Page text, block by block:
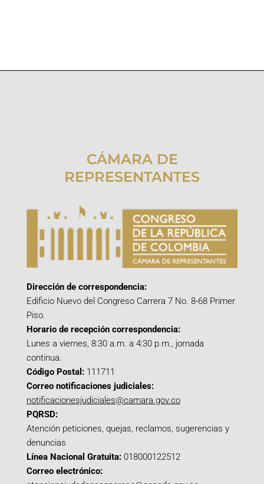
CÁMARA DE
REPRESENTANTES
Dirección de correspondencia:
Edificio Nuevo del Congreso Carrera 7 No. 8-68 Primer
Piso.
Horario de recepción correspondencia:
Lunes a viernes, 8:30 a.m. a 4:30 p.m., jornada
continua.
Código Postal: 111711
Correo notificaciones judiciales:
notificacionesjudiciales@camara.gov.co
PQRSD:
Atención peticiones, quejas, reclamos, sugerencias y
denuncias
Línea Nacional Gratuita: 018000122512
Correo electrónico: